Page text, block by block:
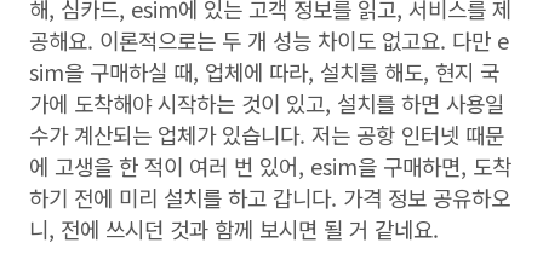
해, 심카드, esim에 있는 고객 정보를 읽고, 서비스를 제
공해요. 이론적으로는 두 개 성능 차이도 없고요. 다만 e
sim을 구매하실 때, 업체에 따라, 설치를 해도, 현지 국
가에 도착해야 시작하는 것이 있고, 설치를 하면 사용일
수가 계산되는 업체가 있습니다. 저는 공항 인터넷 때문
에 고생을 한 적이 여러 번 있어, esim을 구매하면, 도착
하기 전에 미리 설치를 하고 갑니다. 가격 정보 공유하오
니, 전에 쓰시던 것과 함께 보시면 될 거 같네요.